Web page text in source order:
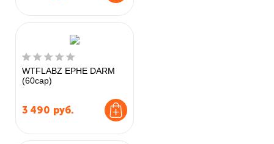
WTFLABZ EPHE DARM
(60cap)
3 490 руб.